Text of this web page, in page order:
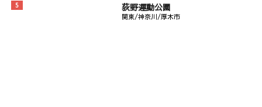
荻野運動公園
関東/神奈川/厚木市